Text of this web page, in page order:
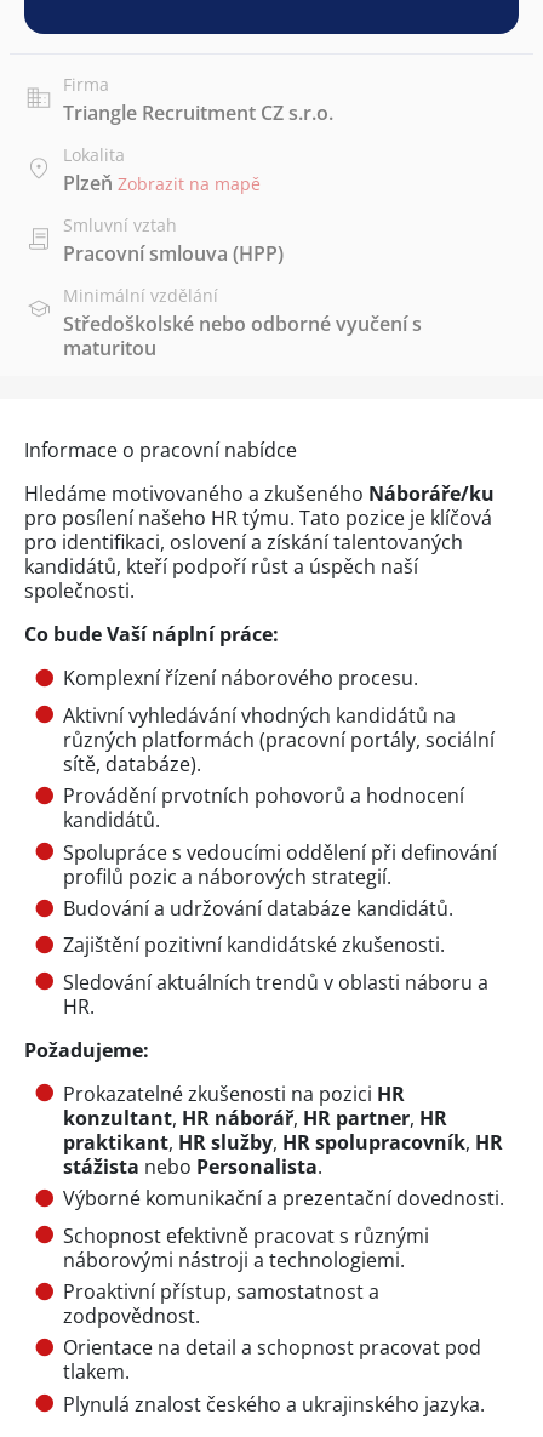
Firma
Triangle Recruitment CZ s.r.o.
Lokalita
Plzeň Zobrazit na mapě
Smluvní vztah
Pracovní smlouva (HPP)
Minimální vzdělání
Středoškolské nebo odborné vyučení s
maturitou
Informace o pracovní nabídce
Hledáme motivovaného a zkušeného Náboráře/ku
pro posílení našeho HR týmu. Tato pozice je klíčová
pro identifikaci, oslovení a získání talentovaných
kandidátů, kteří podpoří růst a úspěch naší
společnosti.
Co bude Vaší náplní práce:
Komplexní řízení náborového procesu.
Aktivní vyhledávání vhodných kandidátů na
různých platformách (pracovní portály, sociální
sítě, databáze).
Provádění prvotních pohovorů a hodnocení
kandidátů.
Spolupráce s vedoucími oddělení při definování
profilů pozic a náborových strategií.
Budování a udržování databáze kandidátů.
Zajištění pozitivní kandidátské zkušenosti.
Sledování aktuálních trendů v oblasti náboru a
HR.
Požadujeme:
Prokazatelné zkušenosti na pozici HR
konzultant, HR náborář, HR partner, HR
praktikant, HR služby, HR spolupracovník, HR
stážista nebo Personalista.
Výborné komunikační a prezentační dovednosti.
Schopnost efektivně pracovat s různými
náborovými nástroji a technologiemi.
Proaktivní přístup, samostatnost a
zodpovědnost.
Orientace na detail a schopnost pracovat pod
tlakem.
Plynulá znalost českého a ukrajinského jazyka.